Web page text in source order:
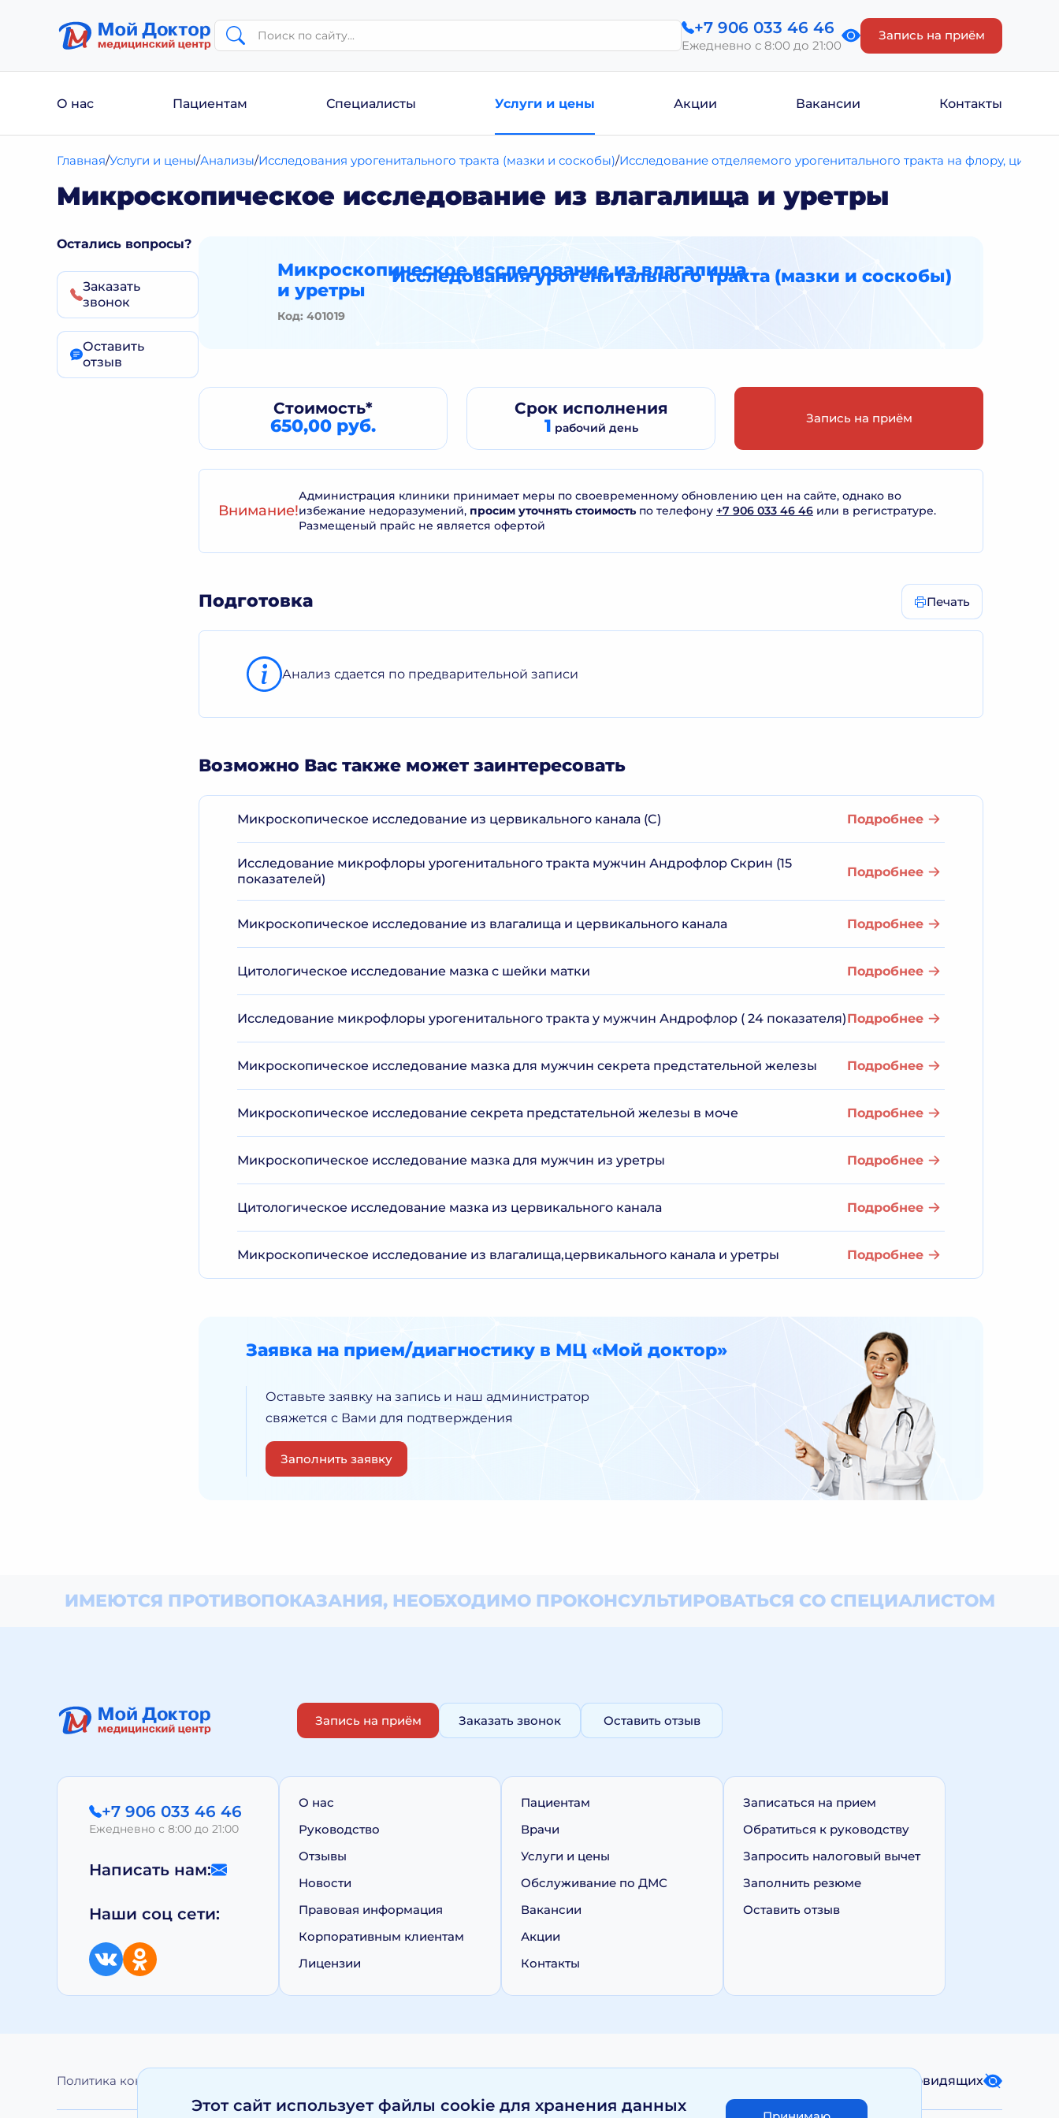
+7 906 033 46 46
Ежедневно с 8:00 до 21:00
Запись на приём
О нас Пациентам Специалисты Услуги и цены Акции Вакансии Контакты
Главная Услуги и цены Анализы Исследования урогенитального тракта (мазки и соскобы) Исследование отделяемого урогенитального тракта на флору,
Микроскопическое исследование из влагалища и уретры
Остались вопросы?
Заказать
звонок
Оставить
отзыв
Микроскопическое исследование из влагалища
и уретры
Код: 401019
Исследования урогенитального тракта (мазки и соскобы)
Стоимость*
650,00 руб.
Срокисполнения
1 рабочий день
Запись на приём
Внимание!
Администрация клиники принимает меры по своевременному обновлению цен на сайте, однако во
избежание недоразумений, просим уточнять стоимостьпо телефону +7 906 033 46 46 или в регистратуре.
Размещеный прайс не является офертой
Подготовка Печать
Анализ сдается по предварительной записи
Возможно Вас также может заинтересовать
Микроскопическое исследование из цервикального канала (C) Подробнее
Исследование микрофлоры урогенитального тракта мужчин Андрофлор Скрин (15
показателей)
Подробнее
Микроскопическое исследование из влагалища и цервикального канала Подробнее
Цитологическое исследование мазка с шейки матки Подробнее
Исследование микрофлоры урогенитального тракта у мужчин Андрофлор ( 24 показателя)Подробнее
Микроскопическое исследование мазка для мужчин секрета предстательной железы Подробнее
Микроскопическое исследование секрета предстательной железы в моче Подробнее
Микроскопическое исследование мазка для мужчин из уретры Подробнее
Цитологическое исследование мазка из цервикального канала Подробнее
Микроскопическое исследование из влагалища,цервикального канала и уретры Подробнее
Заявка на прием/диагностику в МЦ «Мой доктор»
Оставьте заявку на запись и наш администратор
свяжется с Вами для подтверждения
Заполнить заявку
ИМЕЮТСЯ ПРОТИВОПОКАЗАНИЯ, НЕОБХОДИМОПРОКОНСУЛЬТИРОВАТЬСЯ СО СПЕЦИАЛИСТОМ
Запись на приём Заказать звонок Оставить отзыв
+7 906 033 46 46
Ежедневно с 8:00 до 21:00
Написать нам:
Наши соц сети:
О нас
Руководство
Отзывы
Новости
Правовая информация
Корпоративным клиентам
Лицензии
Пациентам
Врачи
Услуги и цены
Обслуживание по ДМС
Вакансии
Акции
Контакты
Записаться на прием
Обратиться к руководству
Запросить налоговый вычет
Заполнить резюме
Оставить отзыв
Версия для слабовидящих
Политика конфиденциальности
Этот сайт использует файлы cookie для хранения данных